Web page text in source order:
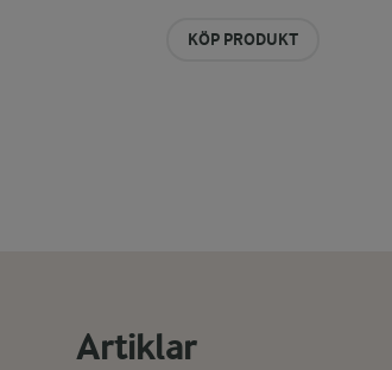
KÖP PRODUKT
Artiklar